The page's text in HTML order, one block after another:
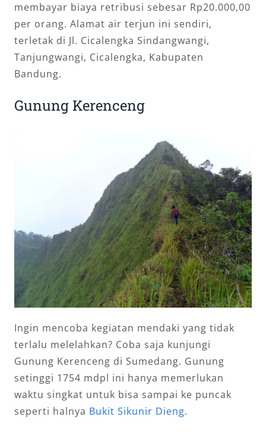
membayar biaya retribusi sebesar Rp20.000,00
per orang. Alamat air terjun ini sendiri,
terletak di Jl. Cicalengka Sindangwangi,
Tanjungwangi, Cicalengka, Kabupaten
Bandung.
Gunung Kerenceng
Ingin mencoba kegiatan mendaki yang tidak
terlalu melelahkan? Coba saja kunjungi
Gunung Kerenceng di Sumedang. Gunung
setinggi 1754 mdpl ini hanya memerlukan
waktu singkat untuk bisa sampai ke puncak
seperti halnya Bukit Sikunir Dieng.